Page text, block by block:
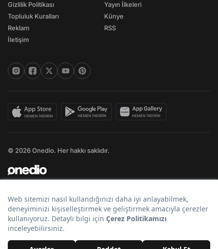
Gizlilik Politikası
Topluluk Kuralları
Reklam
İletişim
Yayın İlkeleri
Künye
RSS
© 2026 Onedio. Her hakkı saklıdır.
Bir markasıdır.